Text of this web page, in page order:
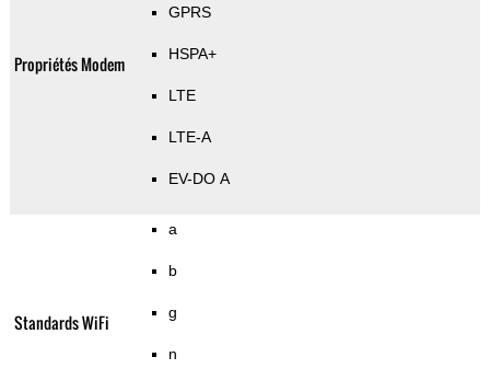
Propriétés Modem
GPRS
HSPA+
LTE
LTE-A
EV-DO A
Standards WiFi
a
b
g
n